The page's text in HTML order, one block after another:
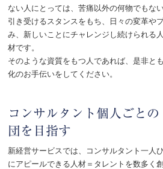
ない人にとっては、苦痛以外の何物でもな
引き受けるスタンスをもち、日々の変革や
み、新しいことにチャレンジし続けられる
材です。
そのような資質をもつ人であれば、是非と
化のお手伝いをしてください。
コンサルタント個人ごと
団を目指す
新経営サービスでは、コンサルタント一人
にアピールできる人材＝タレントを数多く